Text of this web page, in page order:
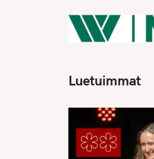
Luetuimmat